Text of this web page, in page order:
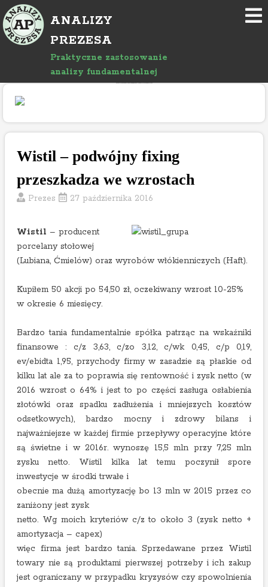
o
ANALIZY
PREZESA
Praktyczne zastosowanie
analizy fundamentalnej
Wistil – podwójny fixing
przeszkadza we wzrostach
Prezes 27 października 2016
Wistil – producent
porcelany stołowej
(Lubiana, Ćmielów) oraz wyrobów włókienniczych (Haft).
Kupiłem 50 akcji po 54,50 zł, oczekiwany wzrost 10-25%
w okresie 6 miesięcy.
Bardzo tania fundamentalnie spółka patrząc na wskaźniki
finansowe : c/z 3,63, c/zo 3,12, c/wk 0,45, c/p 0,19,
ev/ebidta 1,95, przychody firmy w zasadzie są płaskie od
kilku lat ale za to poprawia się rentowność i zysk netto (w
2016 wzrost o 64% i jest to po części zasługa osłabienia
złotówki oraz spadku zadłużenia i mniejszych kosztów
odsetkowych), bardzo mocny i zdrowy bilans i
najważniejsze w każdej firmie przepływy operacyjne które
są świetne i w 2016r. wynoszę 15,5 mln przy 7,25 mln
zysku netto. Wistil kilka lat temu poczynił spore
inwestycje w środki trwałe i
obecnie ma dużą amortyzację bo 13 mln w 2015 przez co
zaniżony jest zysk
netto. Wg moich kryteriów c/z to około 3 (zysk netto +
amortyzacja – capex)
więc firma jest bardzo tania. Sprzedawane przez Wistil
towary nie są produktami pierwszej potrzeby i ich zakup
jest ograniczany w przypadku kryzysów czy spowolnienia